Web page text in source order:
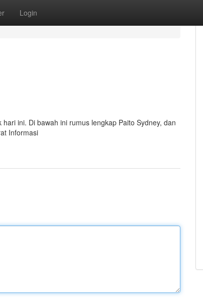
Login
ini. Di bawah ini rumus lengkap Paito Sydney, dan
Informasi